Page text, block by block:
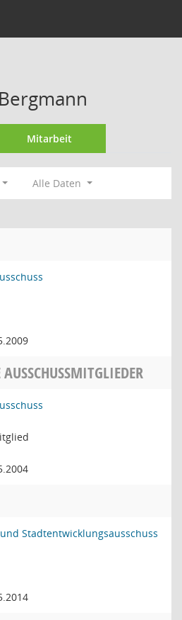
Mitarbeit
Alle Daten
AUSSCHUSSMITGLIEDER
Stadtentwicklungsausschuss